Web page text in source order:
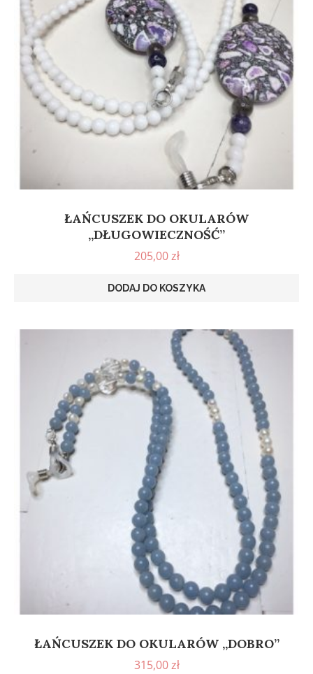
ŁAŃCUSZEK DO OKULARÓW
„DŁUGOWIECZNOŚĆ”
205,00zł
DODAJ DO KOSZYKA
ŁAŃCUSZEK DO OKULARÓW „DOBRO”
315,00zł